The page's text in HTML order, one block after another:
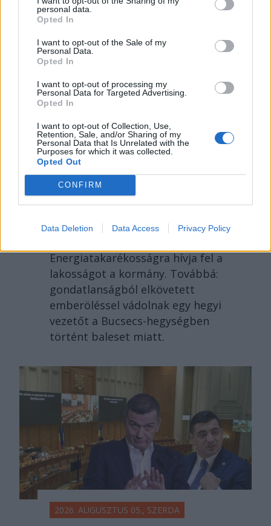
personal data.
Opted In
I want to opt-out of the Sale of my
Personal Data.
Opted In
I want to opt-out of processing my
Personal Data for Targeted Advertising.
Opted In
I want to opt-out of Collection, Use,
Retention, Sale, and/or Sharing of my
Personal Data that Is Unrelated with the
Purposes for which it was collected.
Opted Out
CONFIRM
Data Deletion Data Access Privacy Policy
2026. AUGUSZTUS 06., CSÜTÖRTÖK
Bolojan: az általános
energiaválság miatt
rendkívüli
csütörtökön – hírmix
Energiatakarékosságra hívja fel a
lakosságot a kormány. Továbbá:
gondatlanságból elkövetett
emberöléssel vádolnak egy hegyi
vezetőt a Bucsecs-hegységben
történt baleset miatt.
2026. AUGUSZTUS 05., SZERDA